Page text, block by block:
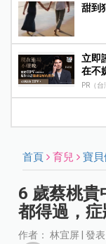
甜到
立即
在不
PR（台
首頁 育兒 寶
6 歲蔡桃
都得過，
作者： 林宜屏 | 發